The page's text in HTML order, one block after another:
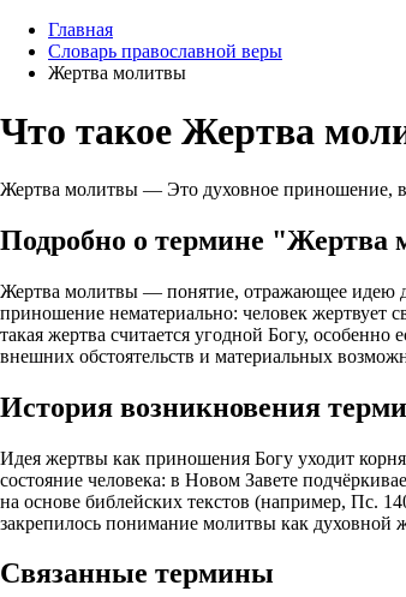
Главная
Словарь православной веры
Жертва молитвы
Что такое Жертва
Жертва молитвы — Это духовное приношение, в
Подробно о термине "Жертва
Жертва молитвы — понятие, отражающее идею
приношение нематериально: человек жертвует
такая жертва считается угодной Богу,
внешних обстоятельств и материальных
История возникновения
Идея жертвы как приношения Богу уходит
состояние человека: в Новом Завете
на основе библейских текстов (например, Пс.
закрепилось понимание молитвы как духовной
Связанные термины